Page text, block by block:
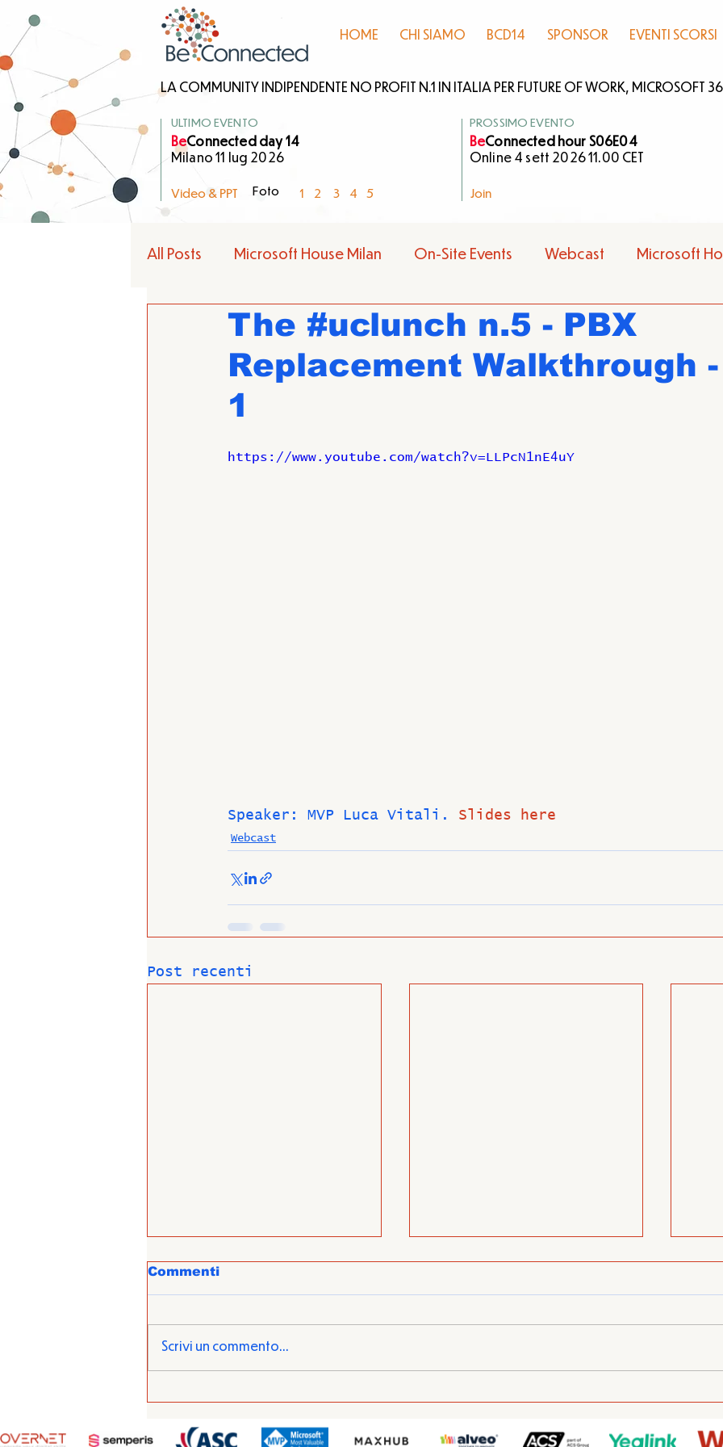
HOME CHI SIAMO BCD14 SPONSOR EVENTI SCORSI
LA COMMUNITY INDIPENDENTE NO PROFIT N.1 IN ITALIA PER FUTURE OF WORK, MICROSOFT
ULTIMO EVENTO
BeConnected day 14
Milano 11 lug 2026
Video & PPT Foto 1 2 3 4 5
PROSSIMO EVENTO
BeConnected hour S06E04
Online 4 sett 2026 11.00 CET
Join
All Posts Microsoft House Milan On-Site Events Webcast Microsoft
The #uclunch n.5 - PBX
Replacement Walkthrough
1
https://www.youtube.com/watch?v=LLPcN1nE4uY
Speaker: MVP Luca Vitali. Slides here
Webcast
Post recenti
BeConnected day 8
BeConnected day 7
Commenti
Scrivi un commento...